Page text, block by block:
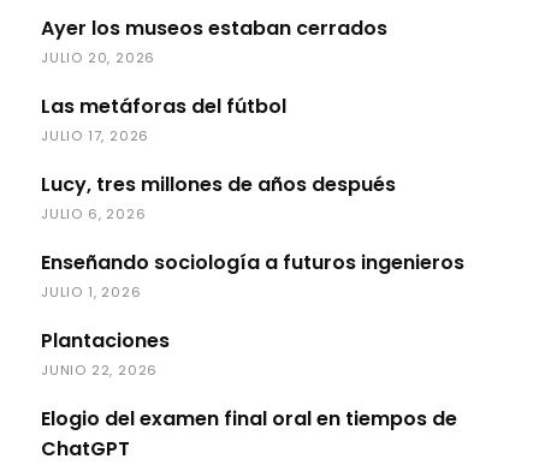
Ayer los museos estaban cerrados
JULIO 20, 2026
Las metáforas del fútbol
JULIO 17, 2026
Lucy, tres millones de años después
JULIO 6, 2026
Enseñando sociología a futuros ingenieros
JULIO 1, 2026
Plantaciones
JUNIO 22, 2026
Elogio del examen final oral en tiempos de
ChatGPT